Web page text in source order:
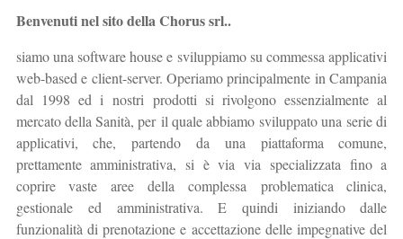
Benvenuti nel sito della Chorus srl..
siamo una software house e sviluppiamo su commessa applicativi
web-based e client-server. Operiamo principalmente in Campania
dal 1998 ed i nostri prodotti si rivolgono essenzialmente al
mercato della Sanità, per il quale abbiamo sviluppato una serie di
applicativi, che, partendo da una piattaforma comune,
prettamente amministrativa, si è via via specializzata fino a
coprire vaste aree della complessa problematica clinica,
gestionale ed amministrativa. E quindi iniziando dalle
funzionalità di prenotazione e accettazione delle impegnative del